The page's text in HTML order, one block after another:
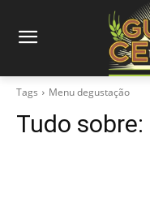
Tags Menu degustação
Tudo sobre: